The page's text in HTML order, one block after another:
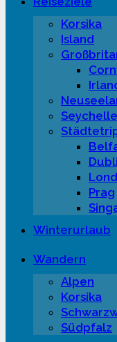
Korsika
Island
Prag
Winterurlaub
Wandern
Alpen
Korsika
Südpfalz